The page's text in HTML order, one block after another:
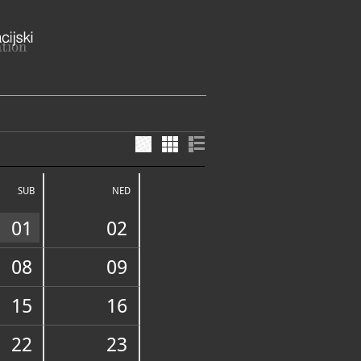
SUB NED
01 02
08
09
15
16
22
23
11, 51000 Rijeka
županija
14 h
vrijeme (15.06 – 31.08)
farmacije@jglpharma.com
SLUŽBE I USLUGE